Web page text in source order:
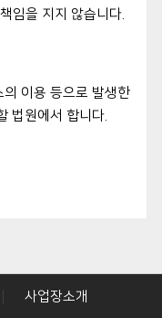
임을 지지 않습니다.
이용 등으로 발생한
법원에서 합니다.
사업장소개